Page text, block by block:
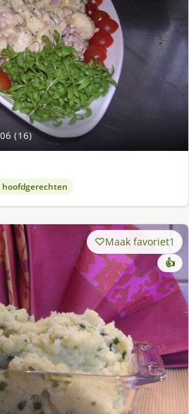
(16)
Maak favoriet1
👍